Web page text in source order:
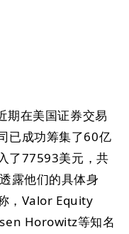
期在美国证券交易
已成功筹集了60亿
了77593美元，共
露他们的具体身
，Valor Equity
Horowitz等知名